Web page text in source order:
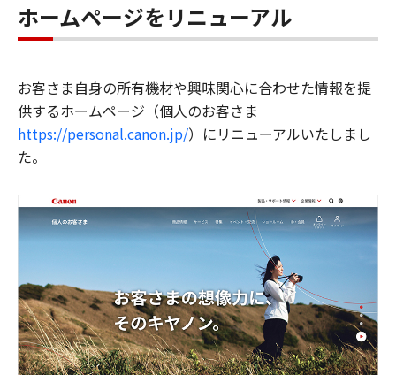
ホームページをリニューアル
お客さま自身の所有機材や興味関心に合わせた情報を提
供するホームページ（個人のお客さま
https://personal.canon.jp/）にリニューアルいたしまし
た。